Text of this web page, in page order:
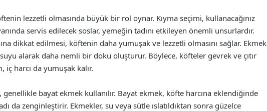
lezzetli olmasında büyük bir rol oynar. Kıyma seçimi, kullanacağınız
servis edilecek soslar, yemeğin tadını etkileyen önemli unsurlardır.
dikkat edilmesi, köftenin daha yumuşak ve lezzetli olmasını sağlar. Ekmek
alarak daha nemli bir doku oluşturur. Böylece, köfteler gevrek ve çıtır
iç harcı da yumuşak kalır.
genellikle bayat ekmek kullanılır. Bayat ekmek, köfte harcına eklendiğinde
da zenginleştirir. Ekmekler, su veya sütle ıslatıldıktan sonra güzelce